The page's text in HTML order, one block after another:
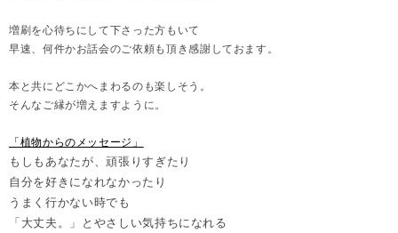
増刷を心待ちにして下さった方もいて
早速、何件かお話会のご依頼も頂き感謝しておます。
本と共にどこかへまわるのも楽しそう。
そんなご縁が増えますように。
「植物からのメッセージ」
もしもあなたが、頑張りすぎたり
自分を好きになれなかったり
うまく行かない時でも
「大丈夫。」とやさしい気持ちになれる